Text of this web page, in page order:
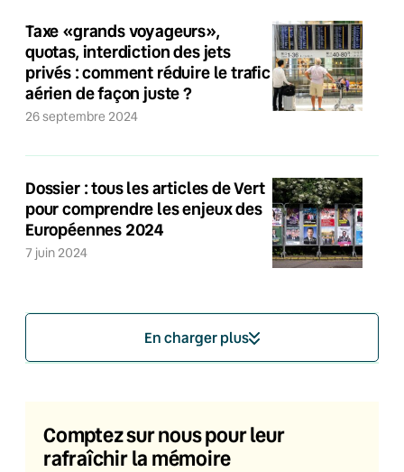
Taxe «grands voyageurs»,
quotas, interdiction des jets
privés : comment réduire le trafic
aérien de façon juste ?
26 septembre 2024
Dossier : tous les articles de Vert
pour comprendre les enjeux des
Européennes 2024
7 juin 2024
En charger plus
Comptez sur nous pour leur
rafraîchir la mémoire